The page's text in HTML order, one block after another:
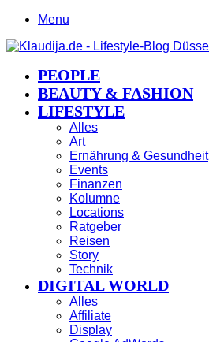
Menu
PEOPLE
BEAUTY & FASHION
LIFESTYLE
Alles
Art
Ernährung & Gesundheit
Events
Finanzen
Kolumne
Locations
Ratgeber
Reisen
Story
Technik
DIGITAL WORLD
Alles
Affiliate
Display